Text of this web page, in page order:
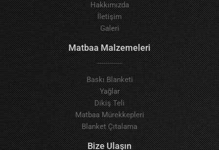
Hakkımızda
İletişim
Galeri
Matbaa Malzemeleri
Baskı Blanketi
Yağlar
Dikiş Teli
Matbaa Mürekkepleri
Blanket Çıtalama
Bize Ulaşın